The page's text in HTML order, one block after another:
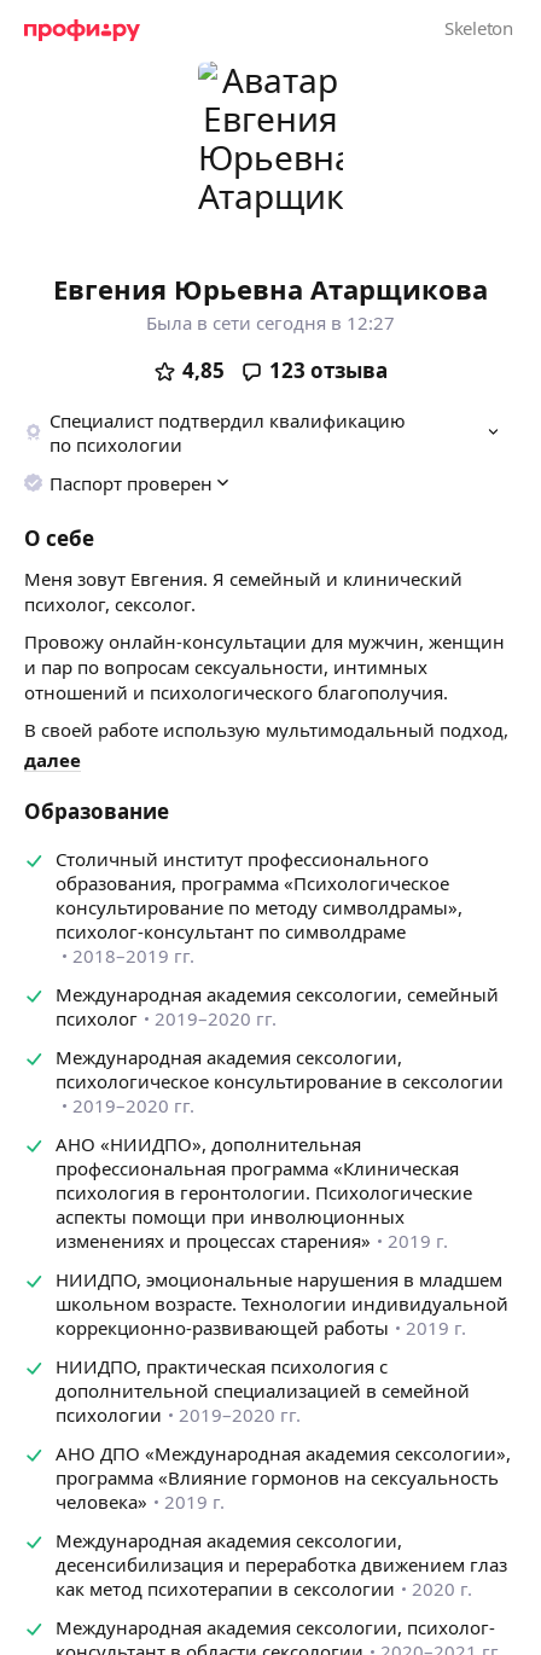
Евгения Юрьевна Атарщикова
Была в сети сегодня в 12:27
4,85 123 отзыва
Специалист подтвердил квалификацию
по психологии
Паспорт проверен
О себе
Меня зовут Евгения. Я семейный и клинический
психолог, сексолог.
Провожу онлайн-консультации для мужчин, женщин
и пар по вопросам сексуальности, интимных
отношений и психологического благополучия.
В своей работе использую мультимодальный подход,
сочетая современные психологические методы
с учетом индивидуальных особенностей каждого
клиента. Каждая консультация строится с учетом
запроса, жизненной ситуации, личностных
особенностей и целей человека.
С чем я работаю
• снижение или отсутствие сексуального влечения;
• нарушение эрекции;
семяизвержение;
• отсутствие или снижение оргазма;
• болезненность при половом контакте;
• вагинизм;
• тревога перед интимной близостью, страх
сексуальной неудачи;
• сексуальное отвращение;
• навязчивые сексуальные мысли и фантазии;
• дезадаптивная мастурбация и сексуальное
компульсивное поведение;
• переживания после сексуального насилия;
• внутренние конфликты, связанные
с сексуальностью;
• вопросы сексуальной идентичности и сексуальной
ориентации;
• формирование здорового отношения к собственной
сексуальности;
• сексуальное просвещение и вопросы полового
воспитания детей.
отношениями:
• сложности в общении между партнерами;
• эмоциональное отдаление;
далее
Образование
Столичный институт профессионального
образования, программа «Психологическое
консультирование по методу символдрамы»,
психолог-консультант по символдраме
2018–2019 гг.
Международная академия сексологии, семейный
психолог
2019–2020 гг.
Международная академия сексологии,
психологическое консультирование в сексологии
2019–2020 гг.
АНО «НИИДПО», дополнительная
профессиональная программа «Клиническая
психология в геронтологии. Психологические
аспекты помощи при инволюционных
изменениях и процессах старения»
2019 г.
НИИДПО, эмоциональные нарушения в младшем
школьном возрасте. Технологии индивидуальной
коррекционно-развивающей работы
2019 г.
НИИДПО, практическая психология с
дополнительной специализацией в семейной
психологии
2019–2020 гг.
АНО ДПО «Международная академия сексологии»,
программа «Влияние гормонов на сексуальность
человека»
2019 г.
Международная академия сексологии,
десенсибилизация и переработка движением глаз
как метод психотерапии в сексологии
2020 г.
Международная академия сексологии, психолог-